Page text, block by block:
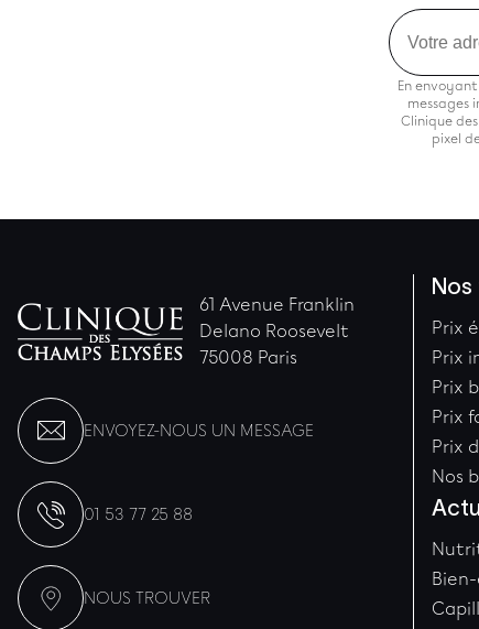
Email
En
Clinique
pixel
Prix
Prix
Prix
Prix
Prix
Nos
61 Avenue Franklin
Delano Roosevelt
75008 Paris
ENVOYEZ-NOUS UN MESSAGE
01 53 77 25 88
NOUS TROUVER